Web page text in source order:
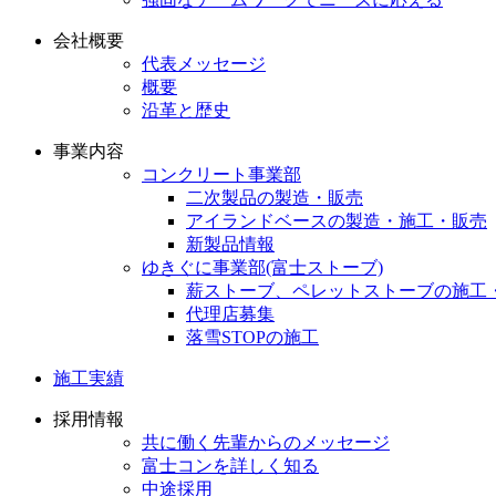
会社概要
代表メッセージ
概要
沿革と歴史
事業内容
コンクリート事業部
二次製品の製造・販売
アイランドベースの製造・施工・販売
新製品情報
ゆきぐに事業部(富士ストーブ)
薪ストーブ、ペレットストーブの施工
代理店募集
落雪STOPの施工
施工実績
採用情報
共に働く先輩からのメッセージ
富士コンを詳しく知る
中途採用